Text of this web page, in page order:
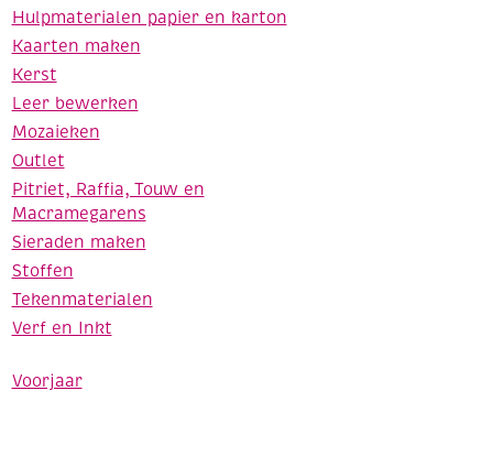
Hulpmaterialen papier en karton
Kaarten maken
Kerst
Leer bewerken
Mozaieken
Outlet
Pitriet, Raffia, Touw en
Macramegarens
Sieraden maken
Stoffen
Tekenmaterialen
Verf en Inkt
Voorjaar